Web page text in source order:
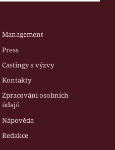
Management
Press
Castingy a výzvy
Kontakty
Zpracování osobních
údajů
Nápověda
Redakce